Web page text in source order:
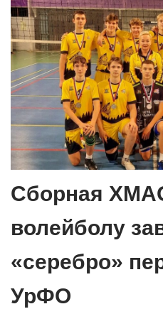
Сборная
волейболу
«серебро»
УрФО